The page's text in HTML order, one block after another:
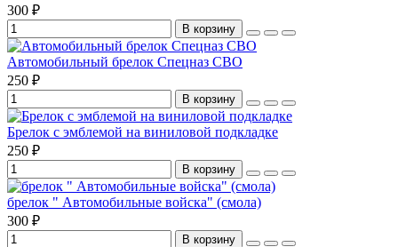
300 ₽
В корзину
Автомобильный брелок Спецназ СВО
250 ₽
В корзину
Брелок с эмблемой на виниловой подкладке
250 ₽
В корзину
брелок " Автомобильные войска" (смола)
300 ₽
В корзину